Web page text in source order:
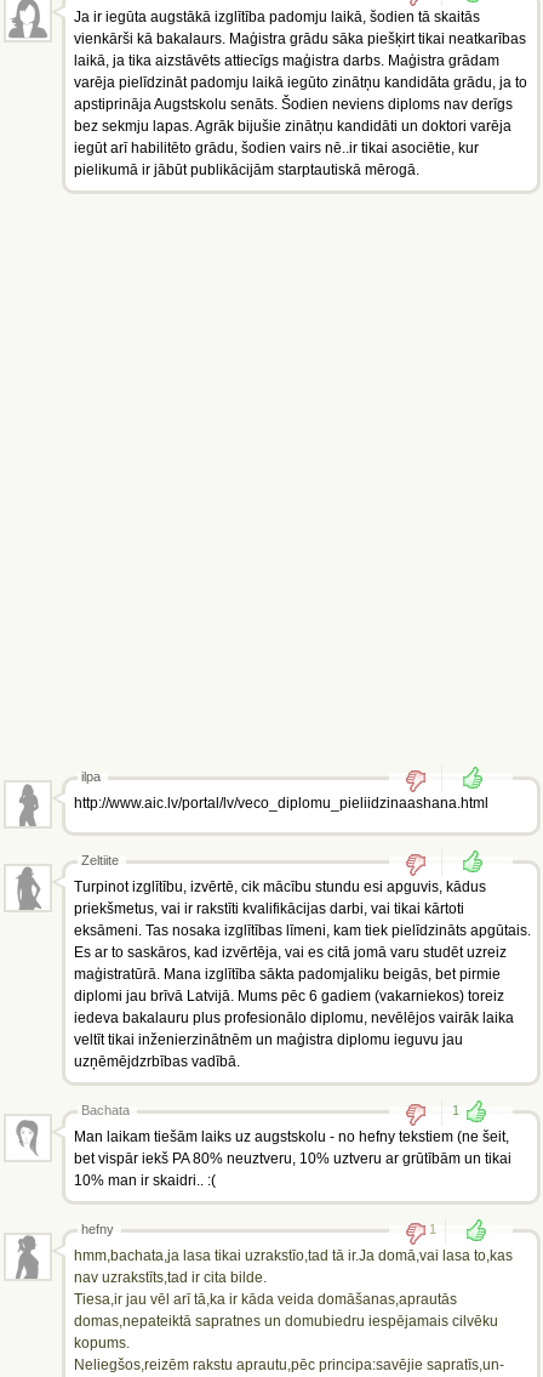
Ja ir iegūta augstākā izglītība padomju laikā, šodien tā skaitās
vienkārši kā bakalaurs. Maģistra grādu sāka piešķirt tikai neatkarības
laikā, ja tika aizstāvēts attiecīgs maģistra darbs. Maģistra grādam
varēja pielīdzināt padomju laikā iegūto zinātņu kandidāta grādu, ja to
apstiprināja Augstskolu senāts. Šodien neviens diploms nav derīgs
bez sekmju lapas. Agrāk bijušie zinātņu kandidāti un doktori varēja
iegūt arī habilitēto grādu, šodien vairs nē..ir tikai asociētie, kur
pielikumā ir jābūt publikācijām starptautiskā mērogā.
ilpa
http://www.aic.lv/portal/lv/veco_diplomu_pieliidzinaashana.html
Zeltiite
Turpinot izglītību, izvērtē, cik mācību stundu esi apguvis, kādus
priekšmetus, vai ir rakstīti kvalifikācijas darbi, vai tikai kārtoti
eksāmeni. Tas nosaka izglītības līmeni, kam tiek pielīdzināts apgūtais.
Es ar to saskāros, kad izvērtēja, vai es citā jomā varu studēt uzreiz
maģistratūrā. Mana izglītība sākta padomjaliku beigās, bet pirmie
diplomi jau brīvā Latvijā. Mums pēc 6 gadiem (vakarniekos) toreiz
iedeva bakalauru plus profesionālo diplomu, nevēlējos vairāk laika
veltīt tikai inženierzinātnēm un maģistra diplomu ieguvu jau
uzņēmējdzrbības vadībā.
Bachata 1
Man laikam tiešām laiks uz augstskolu - no hefny tekstiem (ne šeit,
bet vispār iekš PA 80% neuztveru, 10% uztveru ar grūtībām un tikai
10% man ir skaidri.. :(
hefny 1
hmm,bachata,ja lasa tikai uzrakstīo,tad tā ir.Ja domā,vai lasa to,kas
nav uzrakstīts,tad ir cita bilde.
Tiesa,ir jau vēl arī tā,ka ir kāda veida domāšanas,aprautās
domas,nepateiktā sapratnes un domubiedru iespējamais cilvēku
kopums.
Neliegšos,reizēm rakstu aprautu,pēc principa:savējie sapratīs,un-